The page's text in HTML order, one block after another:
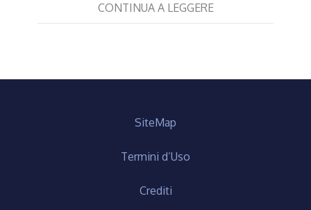
CONTINUA A LEGGERE
SiteMap
Termini d’Uso
Crediti